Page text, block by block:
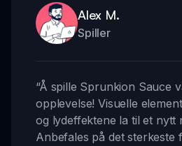
Alex M.
Spiller
“Å spille Sprunkion Sauce
opplevelse! Visuelle
og lydeffektene la til et nytt
Anbefales på det sterkeste